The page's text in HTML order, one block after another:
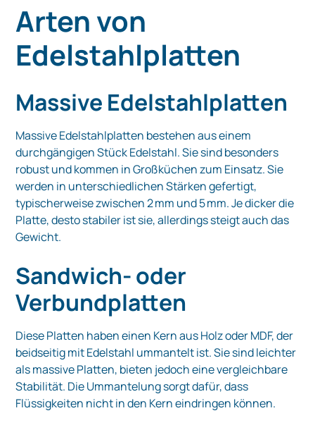
Arten von
Edelstahlplatten
Massive Edelstahlplatten
Massive Edelstahlplatten bestehen aus einem
durchgängigen Stück Edelstahl. Sie sind besonders
robust und kommen in Großküchen zum Einsatz. Sie
werden in unterschiedlichen Stärken gefertigt,
typischerweise zwischen 2 mm und 5 mm. Je dicker die
Platte, desto stabiler ist sie, allerdings steigt auch das
Gewicht.
Sandwich- oder
Verbundplatten
Diese Platten haben einen Kern aus Holz oder MDF, der
beidseitig mit Edelstahl ummantelt ist. Sie sind leichter
als massive Platten, bieten jedoch eine vergleichbare
Stabilität. Die Ummantelung sorgt dafür, dass
Flüssigkeiten nicht in den Kern eindringen können.